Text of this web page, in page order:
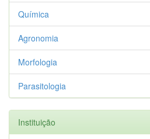
Química
Agronomia
Morfologia
Parasitologia
Instituição